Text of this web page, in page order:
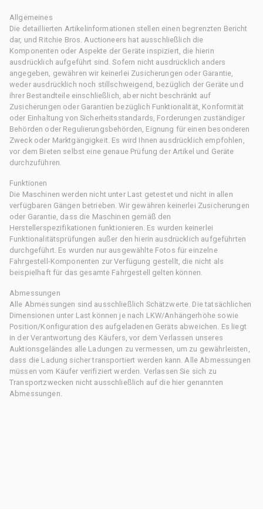
Allgemeines
Die detaillierten Artikelinformationen stellen einen begrenzten Bericht
dar, und Ritchie Bros. Auctioneers hat ausschließlich die
Komponenten oder Aspekte der Geräte inspiziert, die hierin
ausdrücklich aufgeführt sind. Sofern nicht ausdrücklich anders
angegeben, gewähren wir keinerlei Zusicherungen oder Garantie,
weder ausdrücklich noch stillschweigend, bezüglich der Geräte und
ihrer Bestandteile einschließlich, aber nicht beschränkt auf
Zusicherungen oder Garantien bezüglich Funktionalität, Konformität
oder Einhaltung von Sicherheitsstandards, Forderungen zuständiger
Behörden oder Regulierungsbehörden, Eignung für einen besonderen
Zweck oder Marktgängigkeit. Es wird Ihnen ausdrücklich empfohlen,
vor dem Bieten selbst eine genaue Prüfung der Artikel und Geräte
durchzuführen.
Funktionen
Die Maschinen werden nicht unter Last getestet und nicht in allen
verfügbaren Gängen betrieben. Wir gewähren keinerlei Zusicherungen
oder Garantie, dass die Maschinen gemäß den
Herstellerspezifikationen funktionieren. Es wurden keinerlei
Funktionalitätsprüfungen außer den hierin ausdrücklich aufgeführten
durchgeführt. Es wurden nur ausgewählte Fotos für einzelne
Fahrgestell-Komponenten zur Verfügung gestellt, die nicht als
beispielhaft für das gesamte Fahrgestell gelten können.
Abmessungen
Alle Abmessungen sind ausschließlich Schätzwerte. Die tatsächlichen
Dimensionen unter Last können je nach LKW/Anhängerhöhe sowie
Position/Konfiguration des aufgeladenen Geräts abweichen. Es liegt
in der Verantwortung des Käufers, vor dem Verlassen unseres
Auktionsgeländes alle Ladungen zu vermessen, um zu gewährleisten,
dass die Ladung sicher transportiert werden kann. Alle Abmessungen
müssen vom Käufer verifiziert werden. Verlassen Sie sich zu
Transportzwecken nicht ausschließlich auf die hier genannten
Abmessungen.